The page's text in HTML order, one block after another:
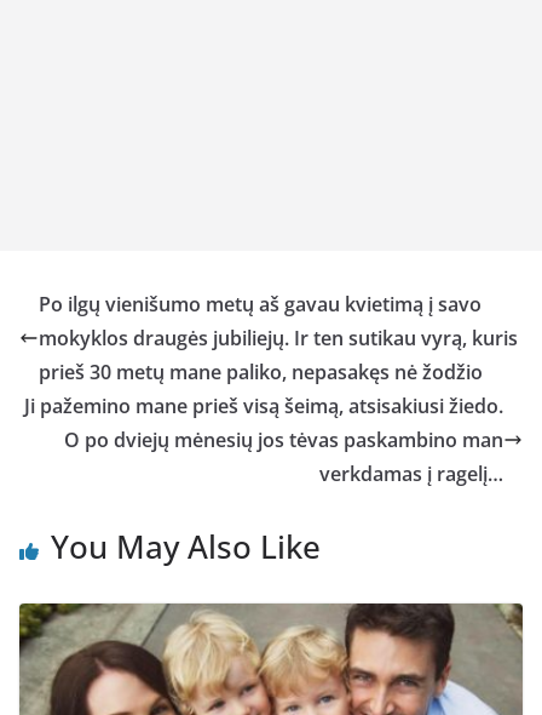
Po ilgų vienišumo metų aš gavau kvietimą į savo
mokyklos draugės jubiliejų. Ir ten sutikau vyrą, kuris
prieš 30 metų mane paliko, nepasakęs nė žodžio
Ji pažemino mane prieš visą šeimą, atsisakiusi žiedo.
O po dviejų mėnesių jos tėvas paskambino man
verkdamas į ragelį…
You May Also Like